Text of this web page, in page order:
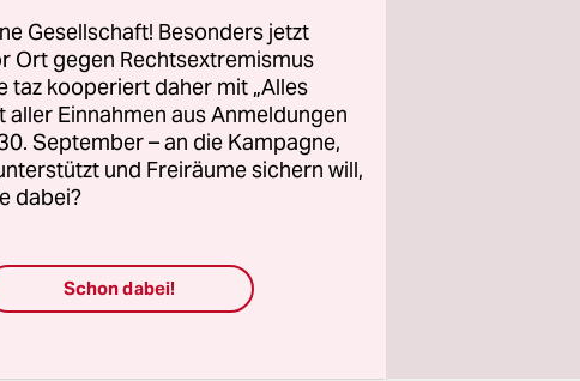
schärfer
oder schwul
deutliche
mit
noch
Gesellschaft! Besonders jetzt
Ort gegen Rechtsextremismus
taz kooperiert daher mit „Alles
Einnahmen aus Anmeldungen
September – an die Kampagne,
und Freiräume sichern will,
dabei?
Schon dabei!